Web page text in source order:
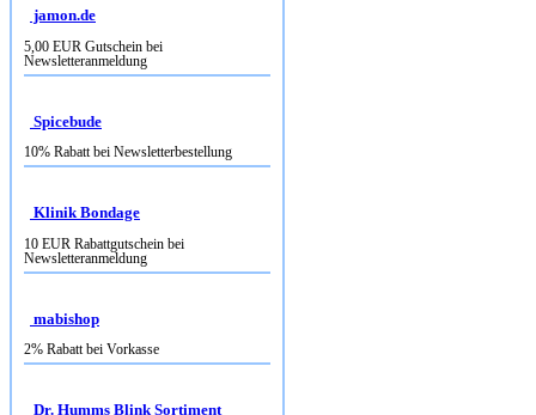
5,00 EUR Gutschein bei
Newsletteranmeldung
Spicebude
Klinik Bondage
Newsletteranmeldung
mabishop
Dr. Humms Blink Sortiment